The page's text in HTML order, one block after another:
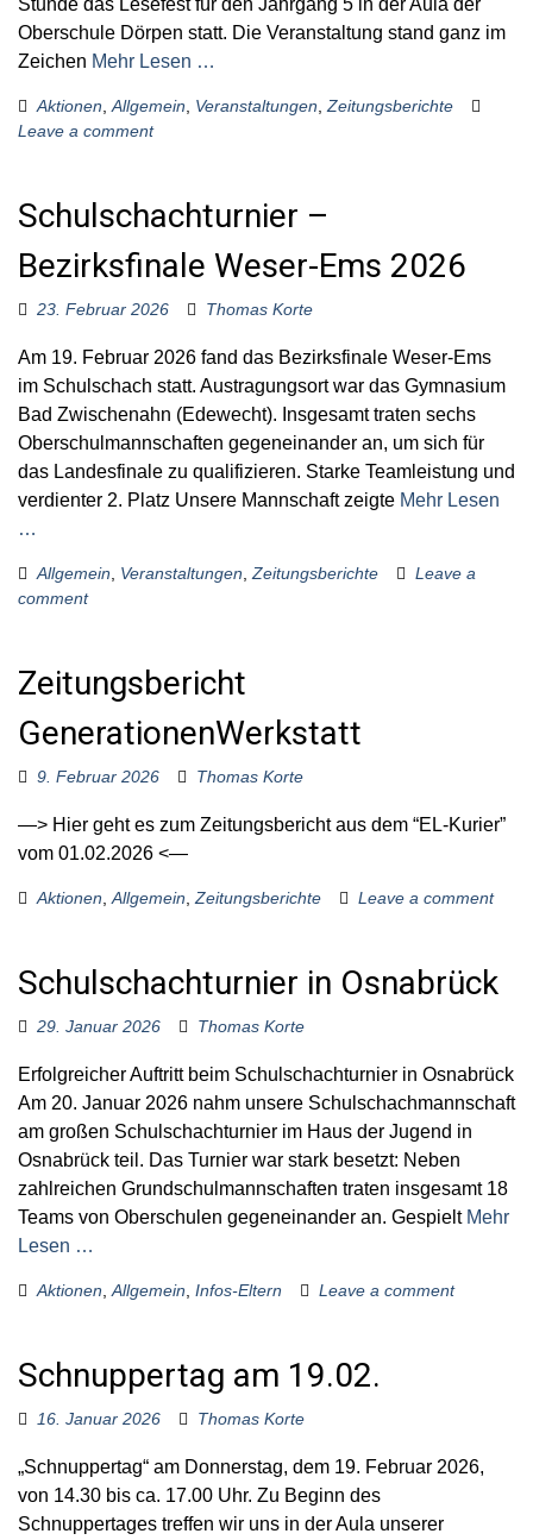
Oberschule Dörpen statt. Die Veranstaltung stand ganz im
Zeichen Mehr Lesen …
Aktionen Allgemein Veranstaltungen Zeitungsberichte
Leave a comment
Schulschachturnier –
Bezirksfinale Weser-Ems 2026
23. Februar 2026 Thomas Korte
Am 19. Februar 2026 fand das Bezirksfinale Weser-Ems
im Schulschach statt. Austragungsort war das Gymnasium
Bad Zwischenahn (Edewecht). Insgesamt traten sechs
Oberschulmannschaften gegeneinander an, um sich für
das Landesfinale zu qualifizieren. Starke Teamleistung und
verdienter 2. Platz Unsere Mannschaft zeigte Mehr Lesen
…
Allgemein Veranstaltungen Zeitungsberichte
Leave a
comment
Zeitungsbericht
GenerationenWerkstatt
9. Februar 2026 Thomas Korte
—> Hier geht es zum Zeitungsbericht aus dem “EL-Kurier”
vom 01.02.2026 <—
Aktionen Allgemein Zeitungsberichte Leave a comment
Schulschachturnier in Osnabrück
29. Januar 2026 Thomas Korte
Erfolgreicher Auftritt beim Schulschachturnier in Osnabrück
Am 20. Januar 2026 nahm unsere Schulschachmannschaft
am großen Schulschachturnier im Haus der Jugend in
Osnabrück teil. Das Turnier war stark besetzt: Neben
zahlreichen Grundschulmannschaften traten insgesamt 18
Teams von Oberschulen gegeneinander an. Gespielt Mehr
Lesen …
Aktionen Allgemein Infos-Eltern Leave a comment
Schnuppertag am 19.02.
16. Januar 2026 Thomas Korte
„Schnuppertag“ am Donnerstag, dem 19. Februar 2026,
von 14.30 bis ca. 17.00 Uhr. Zu Beginn des
Schnuppertages treffen wir uns in der Aula unserer